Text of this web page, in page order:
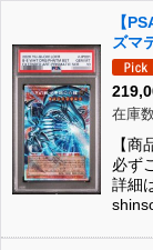
【
ズマ
在庫
【
必ず
詳細